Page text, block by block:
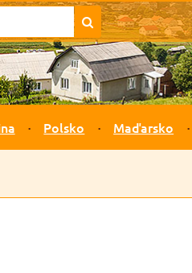
Polsko Maďarsko